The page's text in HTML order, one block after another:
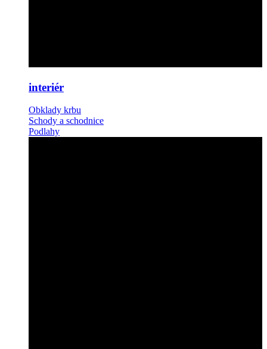
interiér
Obklady krbu
Schody a schodnice
Podlahy